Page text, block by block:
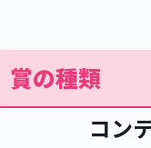
賞の種類
コン